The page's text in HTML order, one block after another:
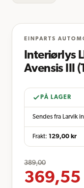
EINPARTS
Interiørlys
Avensis III
PÅ LAGER
Sendes fra Larvik
Frakt: 129,00 kr
389,00
369,55